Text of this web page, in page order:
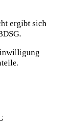
ergibt sich